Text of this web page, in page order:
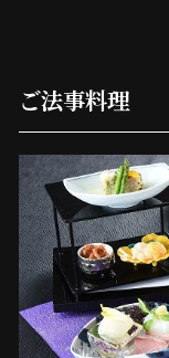
ご法事料理